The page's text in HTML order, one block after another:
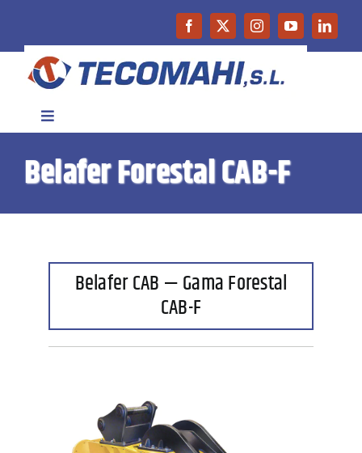
contenido
Toggle
Inicio
Empresa
Productos
Maquinaria de Ocasión
Belafer Forestal CAB-F
Belafer CAB — Gama Forestal
CAB-F